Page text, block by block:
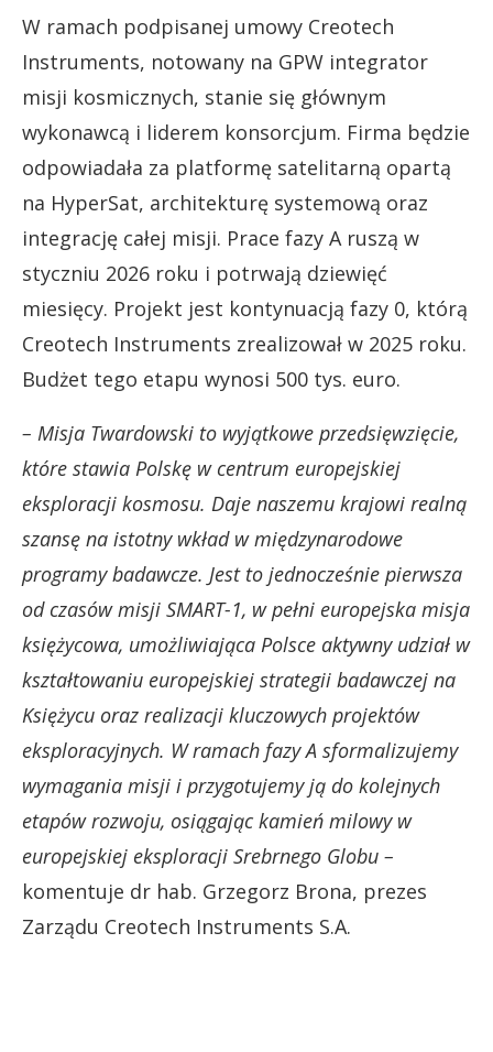
W ramach podpisanej umowy Creotech
Instruments, notowany na GPW integrator
misji kosmicznych, stanie się głównym
wykonawcą i liderem konsorcjum. Firma będzie
odpowiadała za platformę satelitarną opartą
na HyperSat, architekturę systemową oraz
integrację całej misji. Prace fazy A ruszą w
styczniu 2026 roku i potrwają dziewięć
miesięcy. Projekt jest kontynuacją fazy 0, którą
Creotech Instruments zrealizował w 2025 roku.
Budżet tego etapu wynosi 500 tys. euro.
– Misja Twardowski to wyjątkowe przedsięwzięcie,
które stawia Polskę w centrum europejskiej
eksploracji kosmosu. Daje naszemu krajowi realną
szansę na istotny wkład w międzynarodowe
programy badawcze. Jest to jednocześnie pierwsza
od czasów misji SMART-1, w pełni europejska misja
księżycowa, umożliwiająca Polsce aktywny udział w
kształtowaniu europejskiej strategii badawczej na
Księżycu oraz realizacji kluczowych projektów
eksploracyjnych. W ramach fazy A sformalizujemy
wymagania misji i przygotujemy ją do kolejnych
etapów rozwoju, osiągając kamień milowy w
europejskiej eksploracji Srebrnego Globu –
komentuje dr hab. Grzegorz Brona, prezes
Zarządu Creotech Instruments S.A.